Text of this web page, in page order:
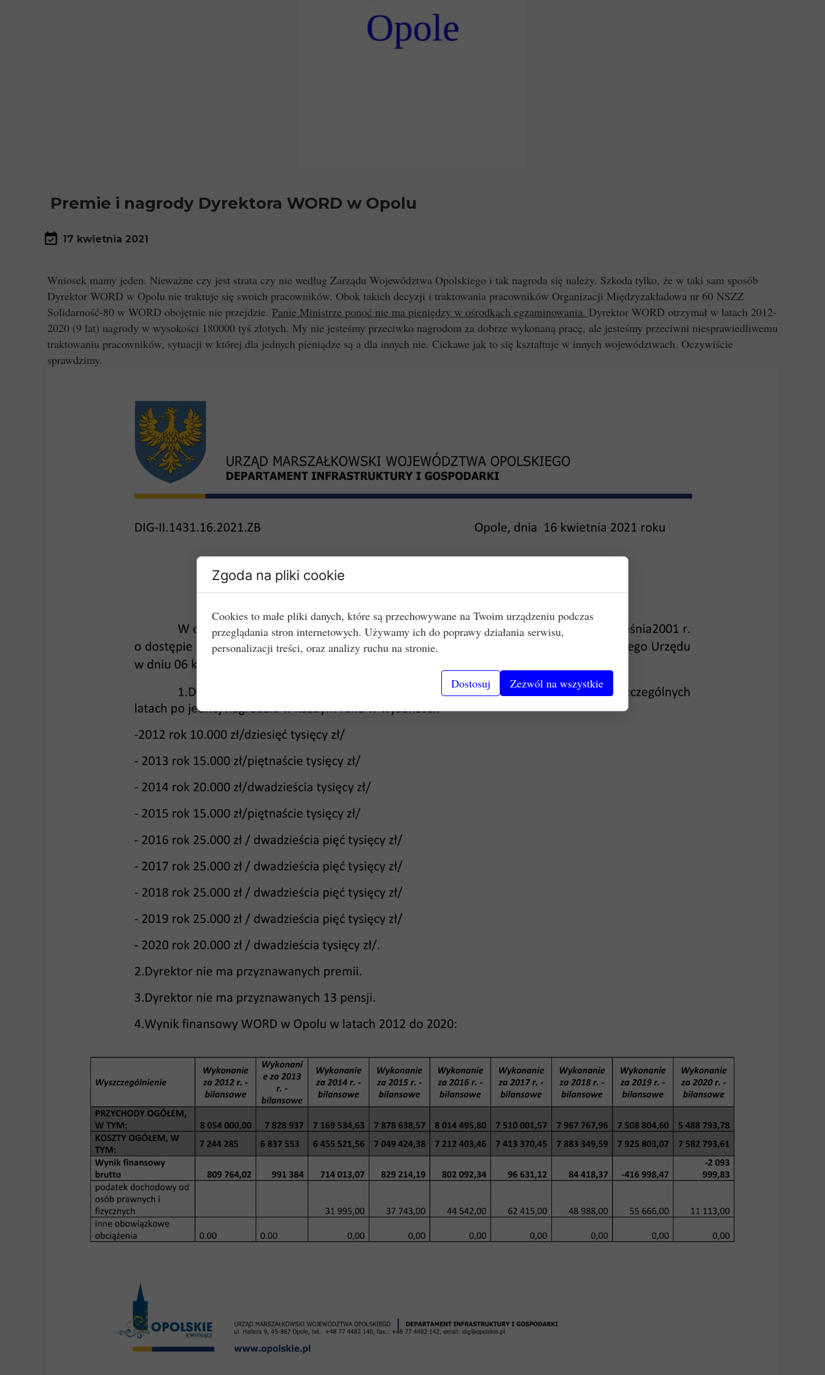
17 kwietnia 2021
Wniosek mamy jeden. Nieważne czy jest strata czy nie według Zarządu Województwa Opolskiego i tak nagroda się należy. Szkoda tylko, że w taki sam sposób
Dyrektor WORD w Opolu nie traktuje się swoich pracowników. Obok takich decyzji i traktowania pracowników Organizacji Międzyzakładowa nr 60 NSZZ
Solidarność-80 w WORD obojętnie nie przejdzie. Panie Ministrze ponoć nie ma pieniędzy w ośrodkach egzaminowania. Dyrektor WORD otrzymał w latach 2012-
2020 (9 lat) nagrody w wysokości 180000 tyś złotych. My nie jesteśmy przeciwko nagrodom za dobrze wykonaną pracę, ale jesteśmy przeciwni niesprawiedliwemu
traktowaniu pracowników, sytuacji w której dla jednych pieniądze są a dla innych nie. Ciekawe jak to się kształtuje w innych województwach. Oczywiście
sprawdzimy.
Premie i nagrody Dyrektora WORD w Opolu
Zgoda na pliki cookie
Cookies to małe pliki danych, które są przechowywane na Twoim urządzeniu podczas
przeglądania stron internetowych. Używamy ich do poprawy działania serwisu,
personalizacji treści, oraz analizy ruchu na stronie.
Dostosuj Zezwól na wszystkie